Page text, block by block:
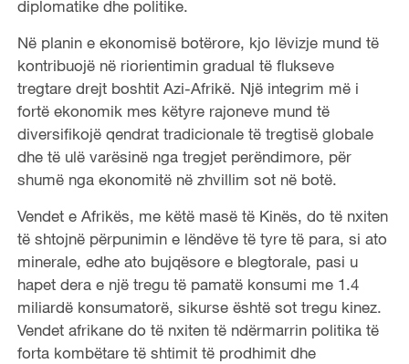
diplomatike dhe politike.
Në planin e ekonomisë botërore, kjo lëvizje mund të
kontribuojë në riorientimin gradual të flukseve
tregtare drejt boshtit Azi-Afrikë. Një integrim më i
fortë ekonomik mes këtyre rajoneve mund të
diversifikojë qendrat tradicionale të tregtisë globale
dhe të ulë varësinë nga tregjet perëndimore, për
shumë nga ekonomitë në zhvillim sot në botë.
Vendet e Afrikës, me këtë masë të Kinës, do të nxiten
të shtojnë përpunimin e lëndëve të tyre të para, si ato
minerale, edhe ato bujqësore e blegtorale, pasi u
hapet dera e një tregu të pamatë konsumi me 1.4
miliardë konsumatorë, sikurse është sot tregu kinez.
Vendet afrikane do të nxiten të ndërmarrin politika të
forta kombëtare të shtimit të prodhimit dhe